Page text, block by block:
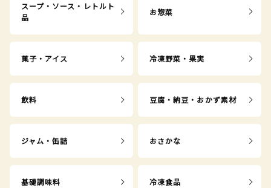
スープ・ソース・レトルト
品
お惣菜
菓子・アイス 冷凍野菜・果実
飲料 豆腐・納豆・おかず素材
ジャム・缶詰 おさかな
基礎調味料 冷凍食品